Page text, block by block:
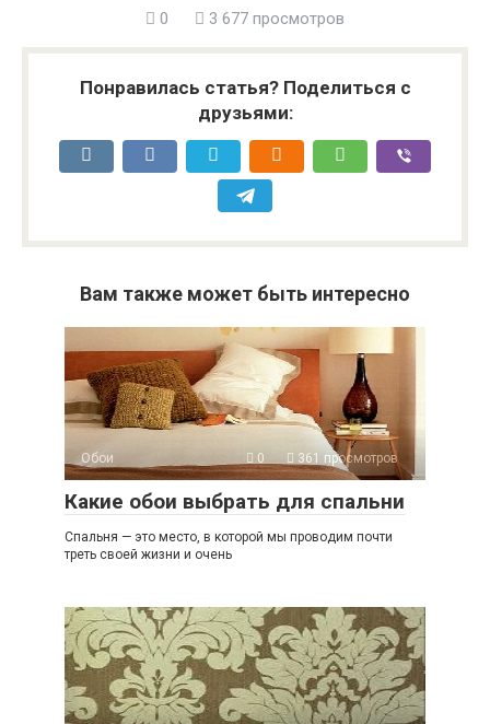
0 3 677 просмотров
Понравилась статья? Поделиться с
друзьями:
Вам также может быть интересно
Обои 0 361 просмотров
Какие обои выбрать для спальни
Спальня — это место, в которой мы проводим почти
треть своей жизни и очень